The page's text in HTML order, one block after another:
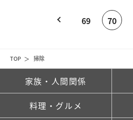
TOP 掃除
69 70
家族・人間関係
料理・グルメ